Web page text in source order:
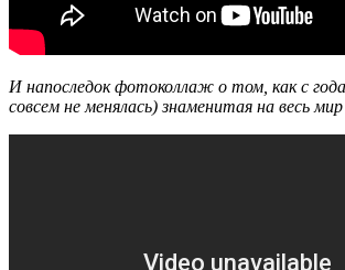
И напоследок фотоколлаж о том, как с
совсем не менялась) знаменитая на весь